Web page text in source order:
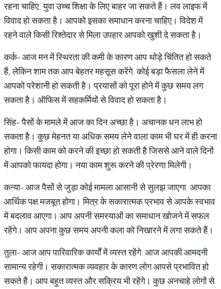
रहना चाहिए. युवा उच्च शिक्षा के लिए बाहर जा सकते हैं। लव लाइफ में
विवाद हो सकता है। आपको इसका समाधान करना चाहिए। विदेश में
रहने वाले किसी रिश्तेदार से मिला उपहार आपको खुशी दे सकता है।
कर्क- आज मन में स्थिरता की कमी के कारण आप थोड़े चिंतित हो सकते
हैं, लेकिन शाम तक आप बेहतर महसूस करेंगे. कोई बड़ा फैसला लेने में
आपको परेशानी हो सकती है। प्रयासों को पूरा होने में कुछ समय लग
सकता है। ऑफिस में सहकर्मियों से विवाद हो सकता है।
सिंह- पैसों के मामले में आज का दिन अच्छा है। अचानक धन लाभ हो
सकता है। कुछ मेहनत या अधिक समय लेने वाला काम भी घर में ही करना
होगा। किसी काम को करने की इच्छा हो सकती है जिससे आने वाले दिनों
में आपको फायदा होगा। नया काम शुरू करने की प्रेरणा मिलेगी।
कन्या- आज पैसों से जुड़ा कोई मामला आसानी से सुलझ जाएगा. आपका
आर्थिक पक्ष मजबूत होगा। मित्र के सकारात्मक प्रभाव से आपके स्वभाव
में बदलाव आएगा। आप अपनी समस्याओं का समाधान खोजने में सफल
रहेंगे। आप अपना कुछ समय अपनी कला को निखारने में लगा सकते हैं।
तुला- आज आप पारिवारिक कार्यों में व्यस्त रहेंगे. आज आपकी आमदनी
सामान्य रहेगी। सकारात्मक व्यवहार के कारण लोग आपसे प्रभावित हो
सकते हैं। आप बहुत व्यस्त और सक्रिय भी रहेंगे। कुछ अनचाहे लोगों से